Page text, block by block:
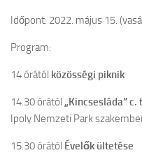
Időpont: 2022. május 15.
Program:
14 órától közösségi piknik
14.30 órától „Kincsesláda”
Ipoly Nemzeti Park
15.30 órától Évelők ültetése